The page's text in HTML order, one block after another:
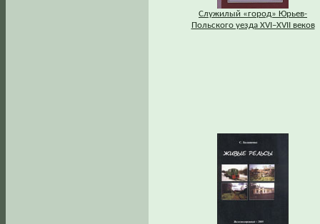
Служилый «город» Юрьев-
Польского уезда XVI–XVII веков